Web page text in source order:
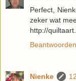
Perfect,
zeker wat
http://
Beantwoorden
Nienke